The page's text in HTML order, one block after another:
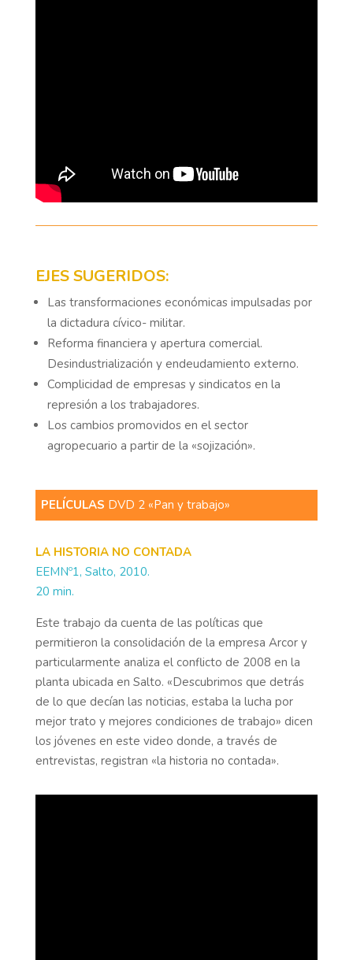
EJES SUGERIDOS:
Las transformaciones económicas impulsadas por
la dictadura cívico- militar.
Reforma financiera y apertura comercial.
Desindustrialización y endeudamiento externo.
Complicidad de empresas y sindicatos en la
represión a los trabajadores.
Los cambios promovidos en el sector
agropecuario a partir de la «sojización».
PELÍCULAS DVD 2 «Pan y trabajo»
LA HISTORIA NO CONTADA
EEMNº1, Salto, 2010.
20 min.
Este trabajo da cuenta de las políticas que
permitieron la consolidación de la empresa Arcor y
particularmente analiza el conflicto de 2008 en la
planta ubicada en Salto. «Descubrimos que detrás
de lo que decían las noticias, estaba la lucha por
mejor trato y mejores condiciones de trabajo» dicen
los jóvenes en este video donde, a través de
entrevistas, registran «la historia no contada».